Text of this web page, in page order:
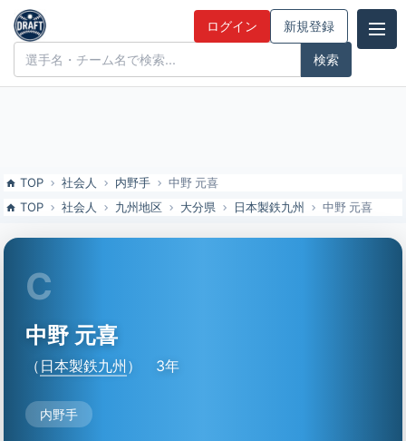
中野 元喜（日本製鉄九州）の特徴とドラフト評価 | ドラフト候補とみ
んなの評価
ドラフト候補とみんなの評価 ログイン 新規登録
TOP 社会人 内野手
中野 元喜
TOP
社会人 九州地区 大分県 日本製鉄九州 中野 元喜
C
中野 元喜
（ 日本製鉄九州 ） 3年
内野手